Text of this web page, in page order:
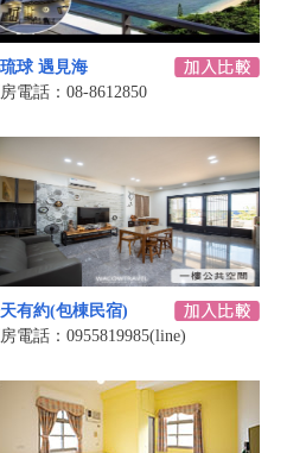
球 遇見海
電話：08-8612850
有約(包棟民宿)
電話：0955819985(line)